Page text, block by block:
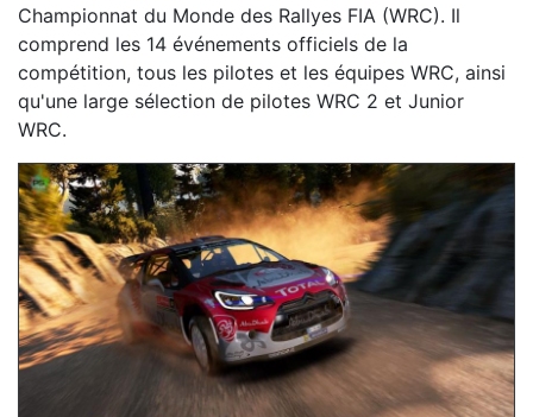
Championnat du Monde des Rallyes FIA (WRC). Il
comprend les 14 événements officiels de la
compétition, tous les pilotes et les équipes WRC, ainsi
qu'une large sélection de pilotes WRC 2 et Junior
WRC.